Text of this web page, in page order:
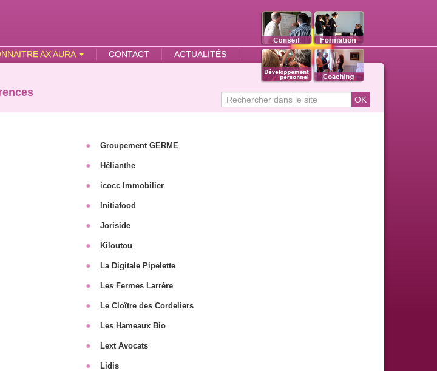
AX’AURA CONTACT ACTUALITÉS
Search
for
OK
Groupement GERME
Hélianthe
icocc Immobilier
Initiafood
Joriside
Kiloutou
La Digitale Pipelette
Les Fermes Larrère
Le Cloître des Cordeliers
Les Hameaux Bio
Lext Avocats
Lidis